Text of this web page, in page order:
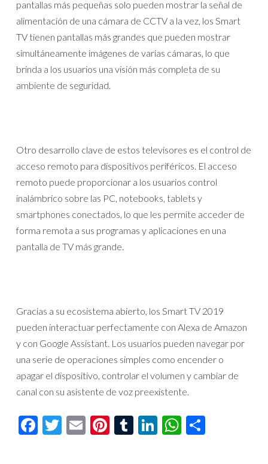
pantallas más pequeñas solo pueden mostrar la señal de
alimentación de una cámara de CCTV a la vez, los Smart
TV tienen pantallas más grandes que pueden mostrar
simultáneamente imágenes de varias cámaras, lo que
brinda a los usuarios una visión más completa de su
ambiente de seguridad.
Otro desarrollo clave de estos televisores es el control de
acceso remoto para dispositivos periféricos. El acceso
remoto puede proporcionar a los usuarios control
inalámbrico sobre las PC, notebooks, tablets y
smartphones conectados, lo que les permite acceder de
forma remota a sus programas y aplicaciones en una
pantalla de TV más grande.
Gracias a su ecosistema abierto, los Smart TV 2019
pueden interactuar perfectamente con Alexa de Amazon
y con Google Assistant. Los usuarios pueden navegar por
una serie de operaciones simples como encender o
apagar el dispositivo, controlar el volumen y cambiar de
canal con su asistente de voz preexistente.
Facebook
Twitter
EmailPinterest
Tumblr
LinkedIn